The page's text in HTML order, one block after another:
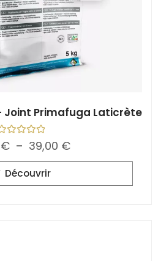
Joint Primafuga Laticrète
€ – 39,00 €
Découvrir